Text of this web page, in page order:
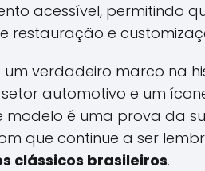
acessível, permitindo
restauração e
verdadeiro marco na
automotivo e um
é uma prova da
que continue a ser
clássicos brasileiros.